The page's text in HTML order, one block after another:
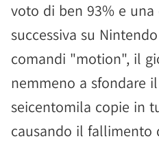
voto di ben 93% e
successiva su
comandi "motion", il
nemmeno a sfondare
seicentomila copie in
causando il fallimento